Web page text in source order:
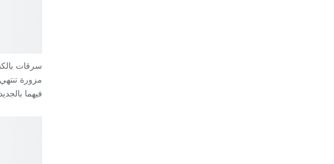
سرقات
مزورة
فيهما